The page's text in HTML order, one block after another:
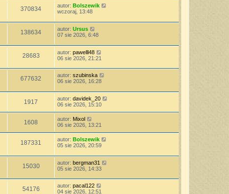
370834 autor: Bolszewik
wczoraj, 13:48
138634 autor: Ursus
07 sie 2026, 6:48
28683 autor: pawelll48
06 sie 2026, 21:21
677632 autor: szubinska
06 sie 2026, 16:28
1917 autor: davidek_20
06 sie 2026, 15:10
1608 autor: Mixol
06 sie 2026, 13:21
187331 autor: Bolszewik
05 sie 2026, 20:59
15030 autor: bergman31
05 sie 2026, 14:33
54176 autor: pacal122
04 sie 2026, 12:51